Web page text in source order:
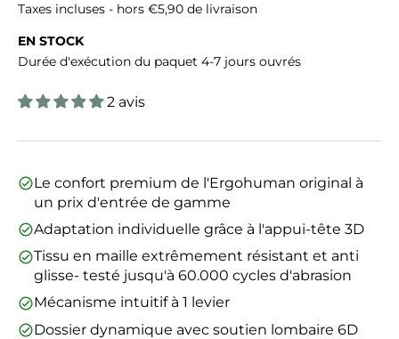
Taxes incluses - hors €5,90 de livraison
EN STOCK
Durée d'exécution du paquet 4-7 jours ouvrés
2 avis
Le confort premium de l'Ergohuman original à
un prix d'entrée de gamme
Adaptation individuelle grâce à l'appui-tête 3D
Tissu en maille extrêmement résistant et anti
glisse- testé jusqu'à 60.000 cycles d'abrasion
Mécanisme intuitif à 1 levier
Dossier dynamique avec soutien lombaire 6D